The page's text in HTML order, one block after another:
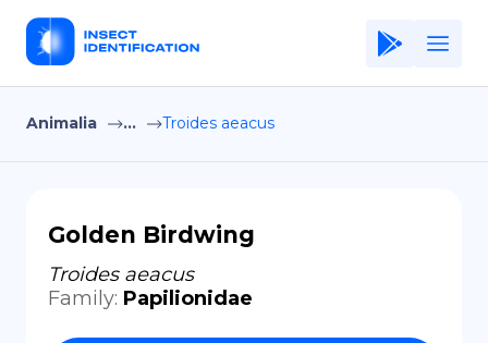
Home
Terms of Use
Privacy Policy
Animalia ... Troides aeacus
Golden Birdwing
Troides aeacus
Family: Papilionidae